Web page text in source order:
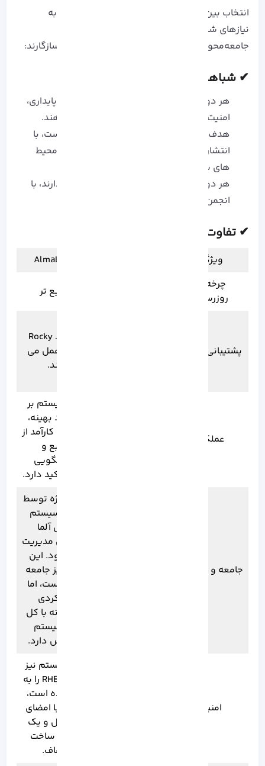
انتخاب بین راکی لینوکس و آلما لینوکس بستگی به
نیازهای شما دارد. هر دو، جایگزین‌های رایگان و
جامعه‌محور برای CentOS هستند و کاملاً با RHEL سازگارند:
✔ شباهت های کلیدی
هر دو نسخه بازسازی‌ شده RHEL هستند که پایداری،
امنیت و پشتیبانی طولانی‌ مدت را ارائه می‌ دهند.
هدف اصلی هر دو، جایگزینی برای CentOS است، با
انتشار نسخه‌ های قابل پیش‌بینی و تمرکز بر محیط‌
های سازمانی.
هر دو از پشتیبانی قوی جامعه کاربری برخوردارند، با
انجمن‌ ها و منابع فعال.
✔ تفاوت‌ها و ویژگی‌ های متمایز
ویژگی
AlmaLinux
چرخه به
روزرسانی
سریع تر
پشتیبانی پلتفرم
همانند Rocky
Linux عمل می
کند.
عملکرد
این سیستم بر
عملکرد بهینه،
استفاده کارآمد از
منابع و
پاسخگویی
سریع تاکید دارد.
جامعه و مدیریت
این پروژه توسط
بنیاد سیستم‌
عامل آلما
لینوکس مدیریت
می‌ شود. این
بنیاد نیز جامعه‌
محور است، اما
رویکردی
همکارانه با کل
اکوسیستم
لینوکس دارد.
امنیت
این سیستم نیز
امنیت RHEL را به
ارث برده است،
همراه با امضای
دیجیتال و یک
فرآیند ساخت
شفاف.